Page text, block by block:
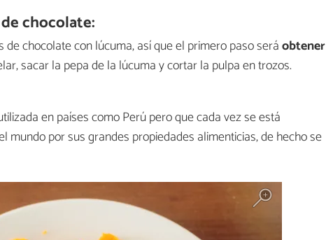
chocolate:
de chocolate con lúcuma, así que el primero paso seráobtener
sacar la pepa de la lúcuma y cortar la pulpa en trozos.
en países como Perú pero que cada vez se está
mundo por sus grandes propiedades alimenticias, de hecho se